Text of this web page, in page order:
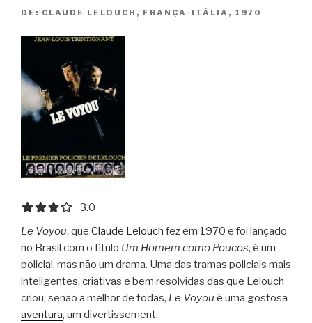
DE: CLAUDE LELOUCH, FRANÇA-ITÁLIA, 1970
3.0 out of 5.0 stars
3.0
Le Voyou, que Claude Lelouch fez em 1970 e foi lançado
no Brasil com o título Um Homem como Poucos, é um
policial, mas não um drama. Uma das tramas policiais mais
inteligentes, criativas e bem resolvidas das que Lelouch
criou, senão a melhor de todas, Le Voyou é uma gostosa
aventura, um divertissement.